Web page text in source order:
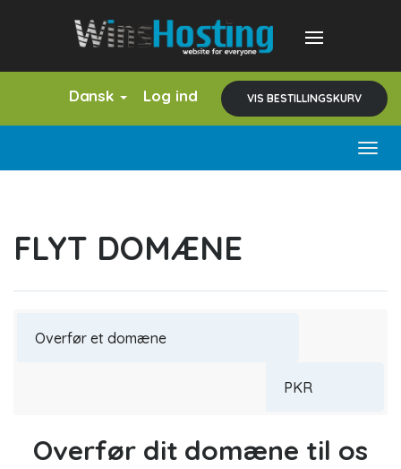
Dansk Log ind VIS BESTILLINGSKURV
FLYT DOMÆNE
Overfør dit domæne til os